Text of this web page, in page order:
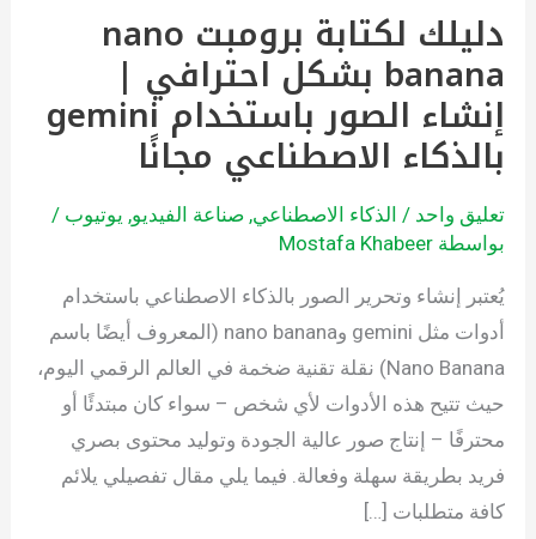
دليلك لكتابة برومبت nano
banana بشكل احترافي |
إنشاء الصور باستخدام gemini
بالذكاء الاصطناعي مجانًا
تعليق واحد / الذكاء الاصطناعي,صناعة الفيديو, يوتيوب /
بواسطة Mostafa Khabeer
يُعتبر إنشاء وتحرير الصور بالذكاء الاصطناعي باستخدام
أدوات مثل gemini وnano banana (المعروف أيضًا باسم
Nano Banana) نقلة تقنية ضخمة في العالم الرقمي اليوم،
حيث تتيح هذه الأدوات لأي شخص – سواء كان مبتدئًا أو
محترفًا – إنتاج صور عالية الجودة وتوليد محتوى بصري
فريد بطريقة سهلة وفعالة. فيما يلي مقال تفصيلي يلائم
كافة متطلبات […]
إنشاء
الصور
باستخدام
gemini
بالذكاء
الاصطناعي
مجانًا